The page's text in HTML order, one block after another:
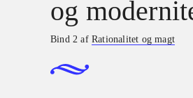
og
Bind 2 afRationalitet og magt